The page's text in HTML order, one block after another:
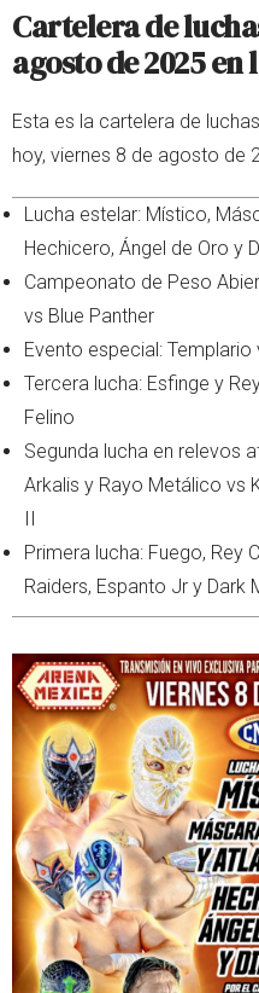
Cartelera de
agosto de 2025
Esta es la cartelera de
hoy, viernes 8 de agosto de
Lucha estelar: Místico,
Hechicero, Ángel de Oro y
Campeonato de Peso
vs Blue Panther
Evento especial: Templario
Tercera lucha: Esfinge y
Felino
Segunda lucha en relevos
Arkalis y Rayo Metálico vs
II
Primera lucha: Fuego, Rey
Raiders, Espanto Jr y Dark